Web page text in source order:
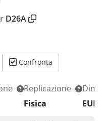
D26A
Confronta
Replicazione
Fisica